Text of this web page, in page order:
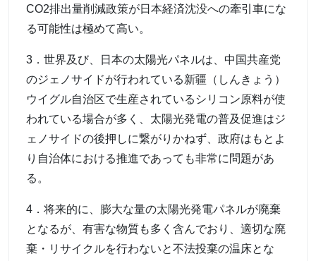
CO2排出量削減政策が日本経済沈没への牽引車にな
る可能性は極めて高い。
3．世界及び、日本の太陽光パネルは、中国共産党
のジェノサイドが行われている新疆（しんきょう）
ウイグル自治区で生産されているシリコン原料が使
われている場合が多く、太陽光発電の普及促進はジ
ェノサイドの後押しに繋がりかねず、政府はもとよ
り自治体における推進であっても非常に問題があ
る。
4．将来的に、膨大な量の太陽光発電パネルが廃棄
となるが、有害な物質も多く含んでおり、適切な廃
棄・リサイクルを行わないと不法投棄の温床とな